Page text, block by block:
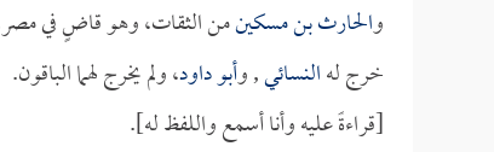
والحارث بن مسكينمن الثقات، وهو قاضٍ في
خرج لهالنسائي, وأبو داود، ولم يخرج لهما الباقون.
[قراءةً عليه وأنا أسمع واللفظ له].